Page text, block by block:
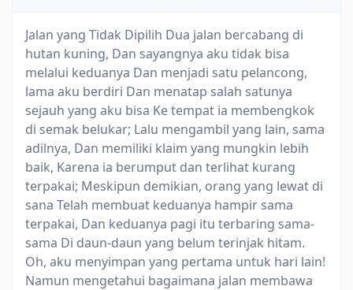
Jalan yang Tidak Dipilih Dua jalan bercabang di
hutan kuning, Dan sayangnya aku tidak bisa
melalui keduanya Dan menjadi satu pelancong,
lama aku berdiri Dan menatap salah satunya
sejauh yang aku bisa Ke tempat ia membengkok
di semak belukar; Lalu mengambil yang lain, sama
adilnya, Dan memiliki klaim yang mungkin lebih
baik, Karena ia berumput dan terlihat kurang
terpakai; Meskipun demikian, orang yang lewat di
sana Telah membuat keduanya hampir sama
terpakai, Dan keduanya pagi itu terbaring sama-
sama Di daun-daun yang belum terinjak hitam.
Oh, aku menyimpan yang pertama untuk hari lain!
Namun mengetahui bagaimana jalan membawa